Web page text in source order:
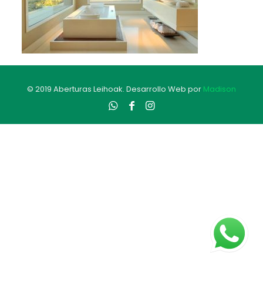
© 2019 Aberturas Leihoak. Desarrollo Web por Madison